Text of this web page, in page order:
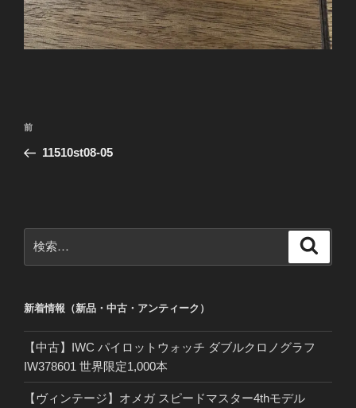
投
ナ
ー
シ
前
の
前
11510st08-05
索:
新着情報（新品・中古・アンティーク）
【中古】IWC パイロットウォッチ ダブルクロノグラフ
IW378601 世界限定1,000本
【ヴィンテージ】オメガ スピードマスター4thモデル